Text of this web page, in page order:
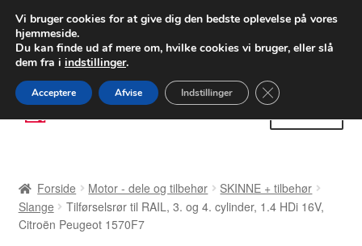
LEVERING fra 55 kr.
FEDEX verdensomspændende forsendelse
80 82 72 02
Spring
til
Spring
til
Betalinger
Forside Motor - dele og tilbehør
SKINNE + tilbehør
Slange
Tilførselsrør til RAIL, 3. og 4. cylinder, 1.4 HDi 16V,
Citroën Peugeot 1570F7
Vi bruger cookies for at give dig den bedste oplevelse på vores
hjemmeside.
Du kan finde ud af mere om, hvilke cookies vi bruger, eller slå
dem fra i indstillinger.
Acceptere Afvise Indstillinger Close GDPR